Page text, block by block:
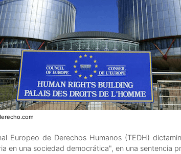
Europeo de Derechos Humanos (TEDH)
en una sociedad democrática", en una sentencia